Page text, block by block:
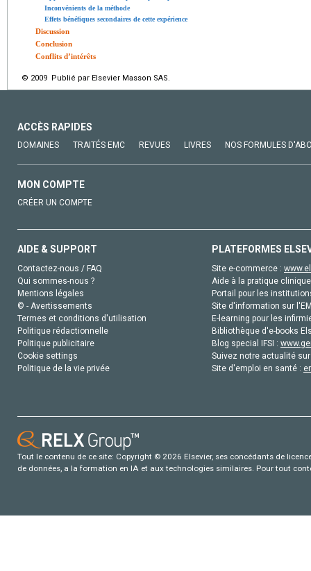
Inconvénients de la méthode
Effets bénéfiques secondaires de cette expérience
Discussion
Conclusion
Conflits d’intérêts
© 2009 Publié par Elsevier Masson SAS.
ACCÈS RAPIDES
DOMAINES TRAITÉS EMC REVUES LIVRES NOS FORMULES
MON COMPTE
CRÉER UN COMPTE
AIDE & SUPPORT
Contactez-nous / FAQ
Qui sommes-nous ?
Mentions légales
© - Avertissements
Termes et conditions d'utilisation
Politique rédactionnelle
Politique publicitaire
Cookie settings
Politique de la vie privée
PLATEFORMES
Site e-commerce :
Aide à la pratique
Portail pour les
Site d'information sur
E-learning pour les
Bibliothèque d'e-books
Blog special IFSI :
Suivez notre actualité
Site d'emploi en santé :
Tout le contenu de ce site: Copyright © 2026 Elsevier, ses concédants de
de données, a la formation en IA et aux technologies similaires. Pour tout